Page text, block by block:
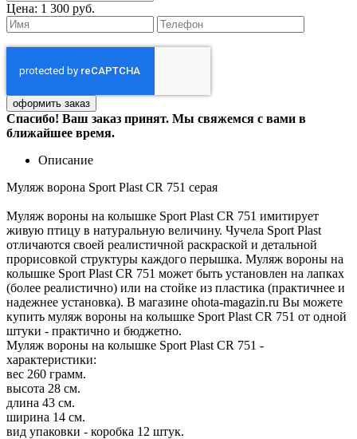
Цена: 1 300 руб.
Спасибо! Ваш заказ принят. Мы свяжемся с вами в
ближайшее время.
Описание
Муляж ворона Sport Plast CR 751 серая
Муляж вороны на колышке Sport Plast CR 751 имитирует
живую птицу в натуральную величину. Чучела Sport Plast
отличаются своей реалистичной раскраской и детальной
прорисовкой структуры каждого перышка. Муляж вороны на
колышке Sport Plast CR 751 может быть установлен на лапках
(более реалистично) или на стойке из пластика (практичнее и
надежнее установка). В магазине ohota-magazin.ru Вы можете
купить муляж вороны на колышке Sport Plast CR 751 от одной
штуки - практично и бюджетно.
Муляж вороны на колышке Sport Plast CR 751 -
характеристики:
вес 260 грамм.
высота 28 см.
длина 43 см.
ширина 14 см.
вид упаковки - коробка 12 штук.